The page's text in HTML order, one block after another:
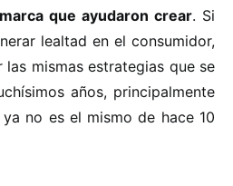
que ayudaron crear. Si
lealtad en el consumidor,
mismas estrategias que se
años, principalmente
no es el mismo de hace 10